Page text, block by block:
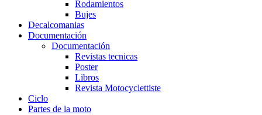
Rodamientos
Bujes
Decalcomanias
Documentación
Documentación
Revistas tecnicas
Poster
Libros
Revista Motocyclettiste
Ciclo
Partes de la moto